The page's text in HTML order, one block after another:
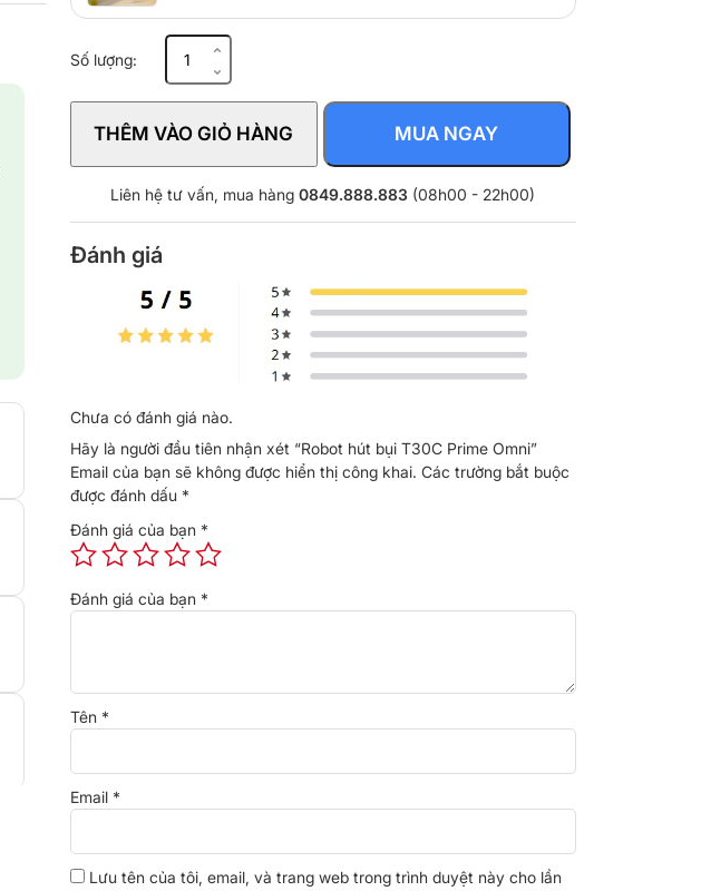
Số lượng:
Robot
hút
Prime
Omni
số
lượng
THÊM VÀO GIỎ HÀNG MUA NGAY
Liên hệ tư vấn, mua hàng 0849.888.883 (08h00 - 22h00)
Đánh giá
Chưa có đánh giá nào.
Hãy là người đầu tiên nhận xét “Robot hút bụi T30C Prime Omni”
Email của bạn sẽ không được hiển thị công khai. Các trường bắt buộc
được đánh dấu *
Đánh giá của bạn *
Đánh giá của bạn *
Tên *
Email *
Lưu tên của tôi, email, và trang web trong trình duyệt này cho lần